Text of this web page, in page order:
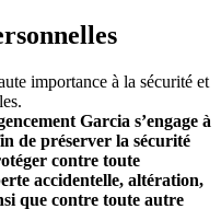
importance à la sécurité et
Garcia s’engage à
de préserver la sécurité
contre toute
accidentelle, altération,
que contre toute autre